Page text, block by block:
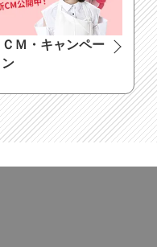
ベンチシート
ＣＭ・キャンペー
ン